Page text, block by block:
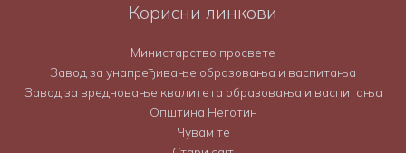
Корисни линкови
Министарство просвете
Завод за унапређивање образовања и васпитања
Завод за вредновање квалитета образовања и васпитања
Општина Неготин
Чувам те